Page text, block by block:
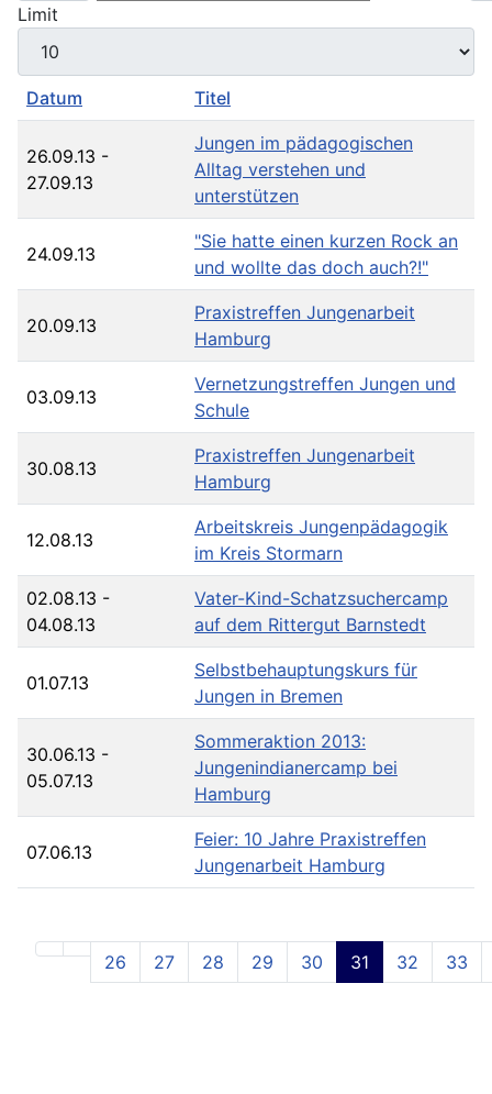
Limit
Datum Titel
26.09.13 -
27.09.13
Jungen im pädagogischen
Alltag verstehen und
unterstützen
24.09.13
"Sie hatte einen kurzen Rock an
und wollte das doch auch?!"
20.09.13
Praxistreffen Jungenarbeit
Hamburg
03.09.13
Vernetzungstreffen Jungen und
Schule
30.08.13
Praxistreffen Jungenarbeit
Hamburg
12.08.13
Arbeitskreis Jungenpädagogik
im Kreis Stormarn
02.08.13 -
04.08.13
Vater-Kind-Schatzsuchercamp
auf dem Rittergut Barnstedt
01.07.13
Selbstbehauptungskurs für
Jungen in Bremen
30.06.13 -
05.07.13
Sommeraktion 2013:
Jungenindianercamp bei
Hamburg
07.06.13
Feier: 10 Jahre Praxistreffen
Jungenarbeit Hamburg
26 27 28 29 30 31 32 33